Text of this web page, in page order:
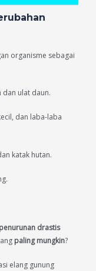
organisme sebagai
dan ulat daun.
dan laba-laba
katak hutan.
penurunan drastis
paling mungkin?
elang gunung